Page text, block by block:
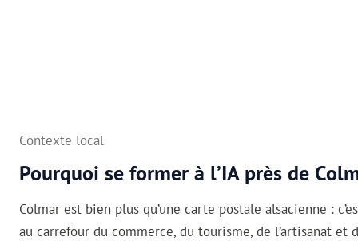
Contexte local
Pourquoi se former à l’IA près de
Colmar est bien plus qu’une carte postale alsacienne :
au carrefour du commerce, du tourisme, de l’artisanat